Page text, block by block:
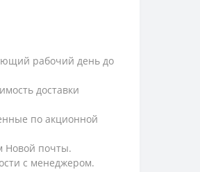
рабочий день до
доставки
по акционной
Новой почты.
с менеджером.